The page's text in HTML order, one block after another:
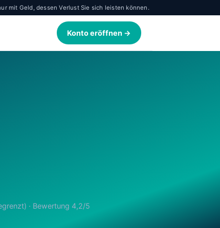
mit Geld, dessen Verlust Sie sich leisten können.
Konto eröffnen →
· Bewertung 4,2/5